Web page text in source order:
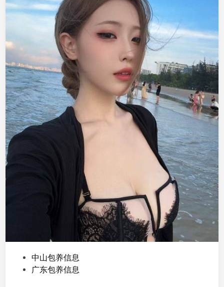
中山包养信息
广东包养信息